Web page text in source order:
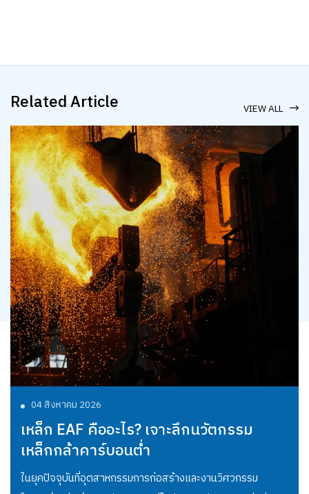
Related Article VIEW ALL
04 สิงหาคม 2026
เหล็ก EAF คืออะไร? เจาะลึกนวัตกรรม
เหล็กกล้าคาร์บอนต่ำ
ในยุคปัจจุบันที่อุตสาหกรรมการก่อสร้างและงานวิศวกรรม